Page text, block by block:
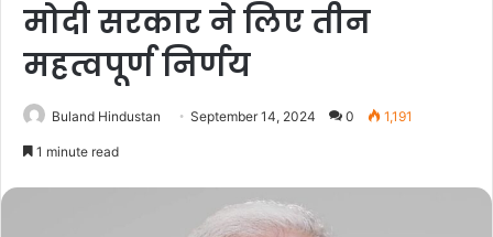
मोदी सरकार ने लिए तीन
महत्वपूर्ण निर्णय
Buland Hindustan September 14, 2024 0 1,191
1 minute read